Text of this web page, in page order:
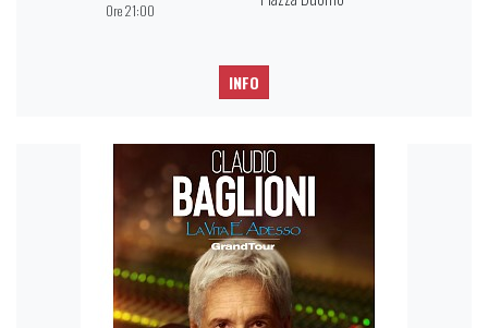
Ore 21:00
INFO